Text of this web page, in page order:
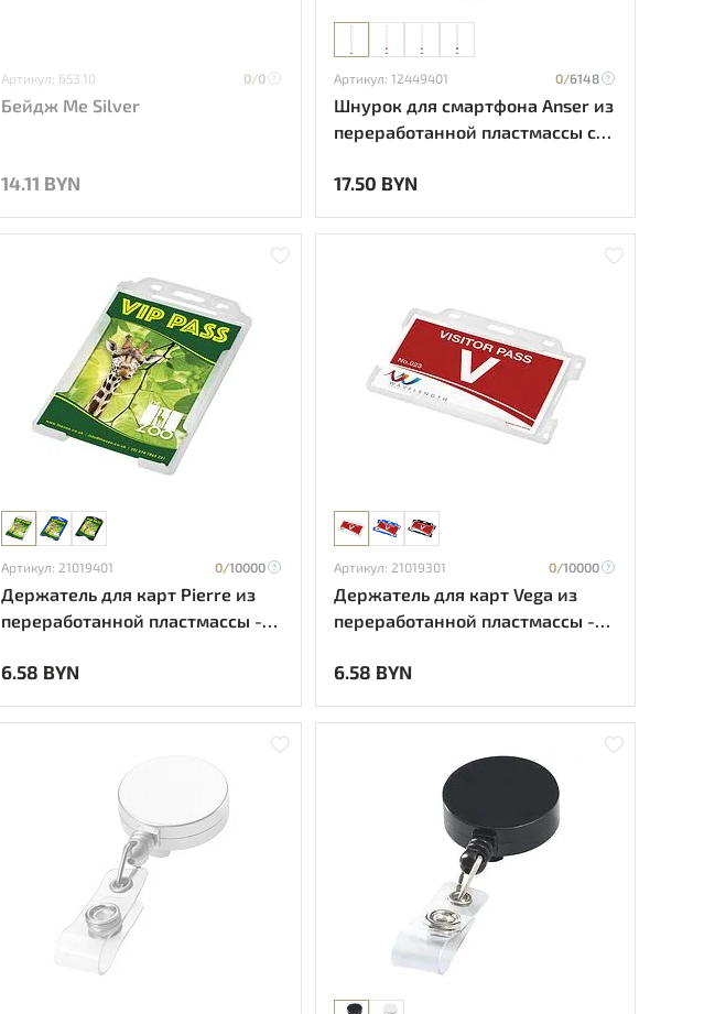
Артикул: 653.10 0/0
Бейдж Me Silver
14.11 BYN
Артикул: 12449401 0/6148
Шнурок для смартфона Anser из
переработанной пластмассы со
мощностью 27 Вт - Белый
17.50 BYN
Артикул: 21019401 0/10000
Держатель для карт Pierre из
переработанной пластмассы -
6.58 BYN
Артикул: 21019301 0/10000
Держатель для карт Vega из
переработанной пластмассы -
6.58 BYN